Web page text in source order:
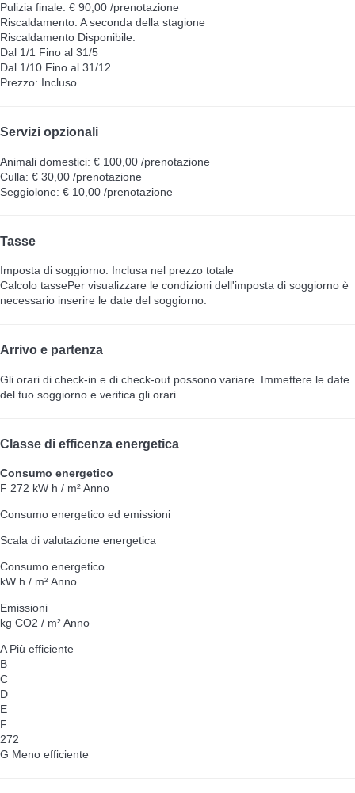
Pulizia finale: € 90,00 /prenotazione
Riscaldamento: A seconda della stagione
Riscaldamento Disponibile:
Dal 1/1 Fino al 31/5
Dal 1/10 Fino al 31/12
Prezzo: Incluso
Servizi opzionali
Animali domestici: € 100,00 /prenotazione
Culla: € 30,00 /prenotazione
Seggiolone: € 10,00 /prenotazione
Tasse
Imposta di soggiorno: Inclusa nel prezzo totale
Calcolo tassePer visualizzare le condizioni dell'imposta di soggiorno è
necessario inserire le date del soggiorno.
Arrivo e partenza
Gli orari di check-in e di check-out possono variare. Immettere le date
del tuo soggiorno e verifica gli orari.
Classe di efficenza energetica
Consumo energetico
F 272 kW h / m² Anno
Consumo energetico ed emissioni
Scala di valutazione energetica
Consumo energetico
kW h / m² Anno
Emissioni
kg CO2 / m² Anno
A Più efficiente
B
C
D
E
F
272
G Meno efficiente